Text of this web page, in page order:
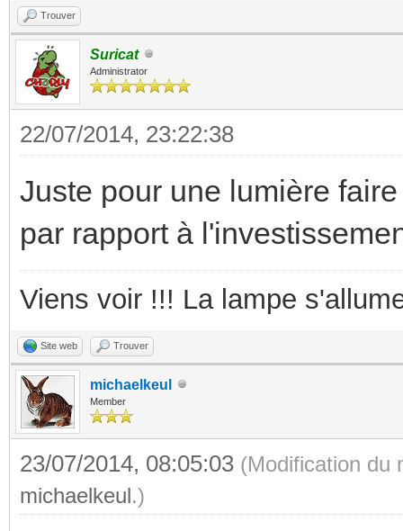
Trouver
Suricat
Administrator
22/07/2014, 23:22:38
Juste pour une lumière
par rapport à
Viens voir !!! La lampe
Site web Trouver
michaelkeul
Member
23/07/2014, 08:05:03 (Modification du
michaelkeul.)